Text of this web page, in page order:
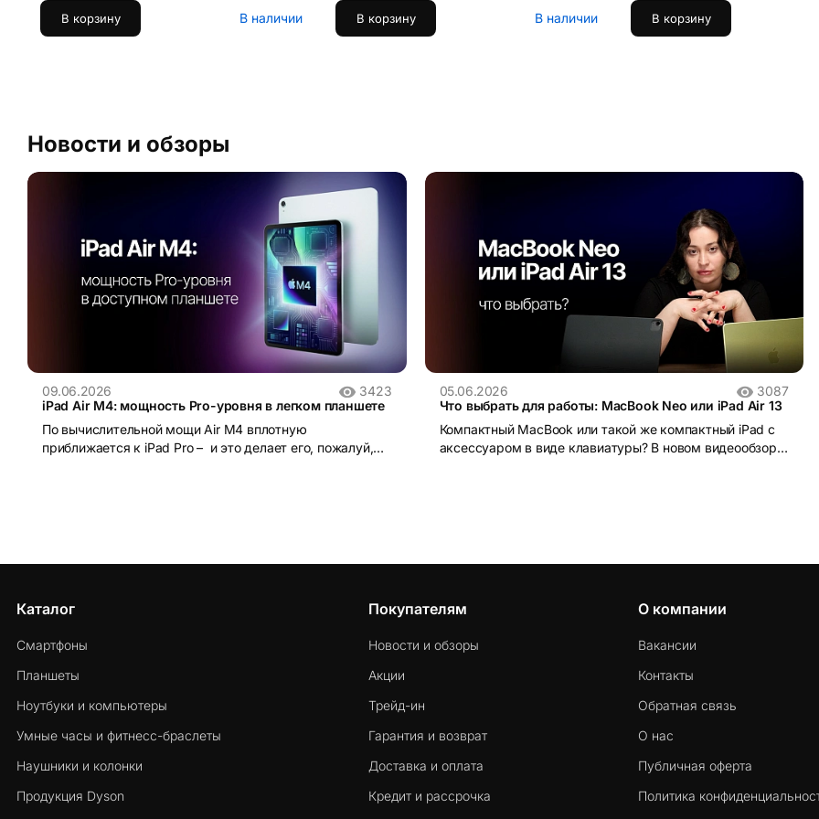
В корзину В наличии В корзину В наличии В корзину
Новости и обзоры
09.06.2026
3423
iPad Air M4: мощность Pro-уровня в легком планшете
По вычислительной мощи Air M4 вплотную
приближается к iPad Pro – и это делает его, пожалуй,
05.06.2026
3087
Что выбрать для работы: MacBook Neo или iPad Air 13
Компактный MacBook или такой же компактный iPad с
аксессуаром в виде клавиатуры? В новом видеообзоре
Каталог
Смартфоны
Планшеты
Ноутбуки и компьютеры
Умные часы и фитнесс-браслеты
Наушники и колонки
Продукция Dyson
Покупателям
Новости и обзоры
Акции
Трейд-ин
Гарантия и возврат
Доставка и оплата
Кредит и рассрочка
О компании
Вакансии
Контакты
Обратная связь
О нас
Публичная оферта
Политика